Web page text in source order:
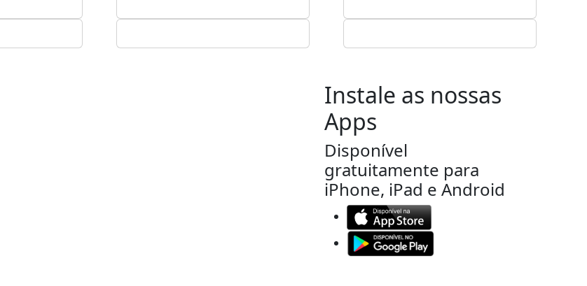
Instale as nossas
Apps
Disponível
gratuitamente para
iPhone, iPad e Android